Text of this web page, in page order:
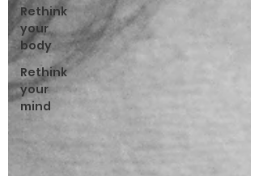
Rethink
your
body
Rethink
your
mind